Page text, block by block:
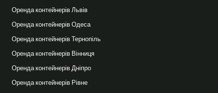
Оренда контейнерів Львів
Оренда контейнерів Одеса
Оренда контейнерів Тернопіль
Оренда контейнерів Вінниця
Оренда контейнерів Дніпро
Оренда контейнерів Рівне